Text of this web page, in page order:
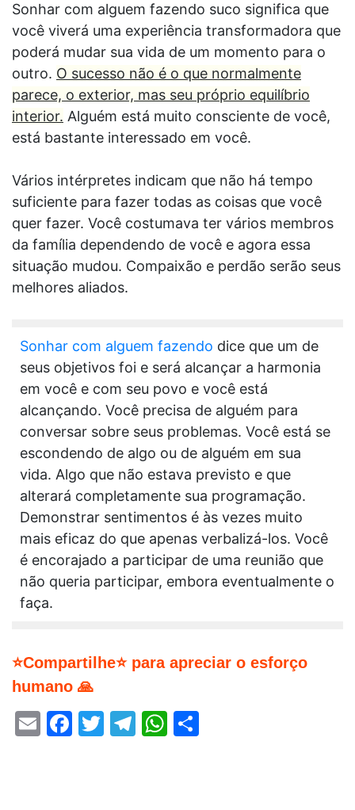
Sonhar com alguem fazendo suco significa que
você viverá uma experiência transformadora que
poderá mudar sua vida de um momento para o
outro. O sucesso não é o que normalmente
parece, o exterior, mas seu próprio equilíbrio
interior. Alguém está muito consciente de você,
está bastante interessado em você.
Vários intérpretes indicam que não há tempo
suficiente para fazer todas as coisas que você
quer fazer. Você costumava ter vários membros
da família dependendo de você e agora essa
situação mudou. Compaixão e perdão serão seus
melhores aliados.
Sonhar com alguem fazendo dice que um de
seus objetivos foi e será alcançar a harmonia
em você e com seu povo e você está
alcançando. Você precisa de alguém para
conversar sobre seus problemas. Você está se
escondendo de algo ou de alguém em sua
vida. Algo que não estava previsto e que
alterará completamente sua programação.
Demonstrar sentimentos é às vezes muito
mais eficaz do que apenas verbalizá-los. Você
é encorajado a participar de uma reunião que
não queria participar, embora eventualmente o
faça.
⭐Compartilhe⭐ para apreciar o esforço
humano 🙏
EmailFacebook
Twitter
Telegram
WhatsApp